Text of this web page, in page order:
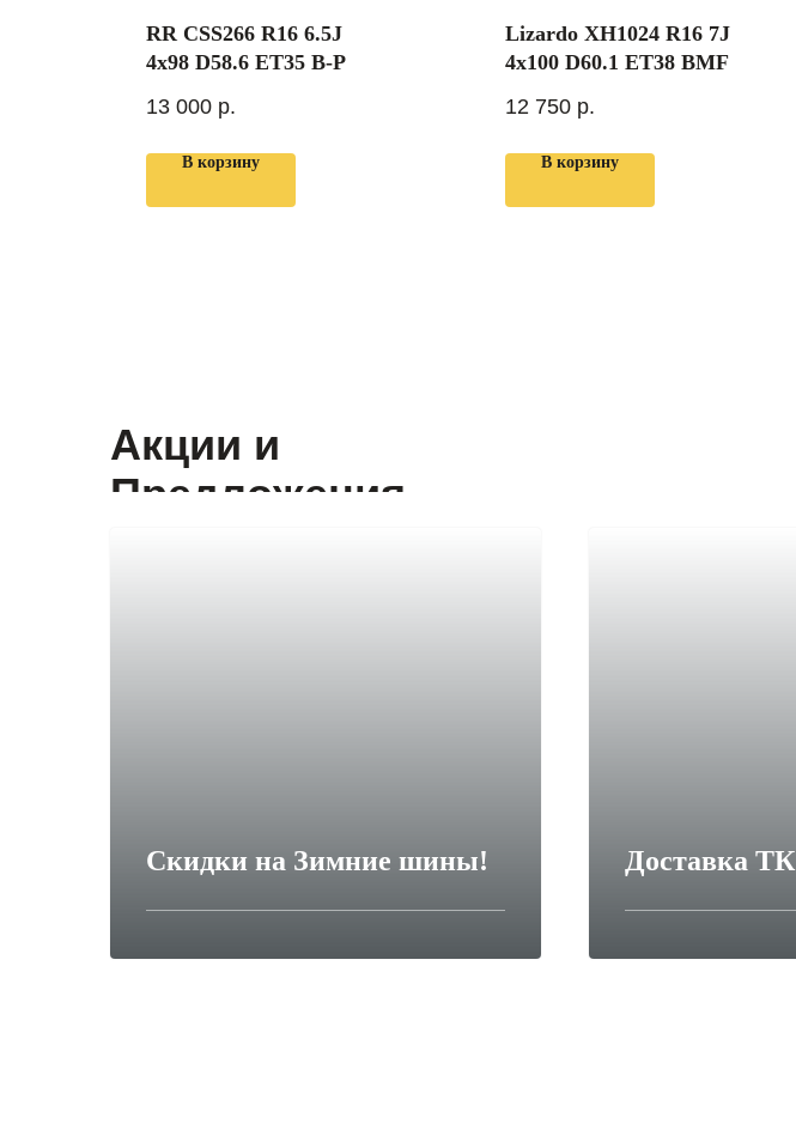
RR CSS266 R16 6.5J
4x98 D58.6 ET35 B-P
13 000 р.
В корзину
Lizardo XH1024 R16 7J
4x100 D60.1 ET38 BMF
12 750 р.
В корзину
Акции и
Предложения
Скидки на Зимние шины! Доставка ТК